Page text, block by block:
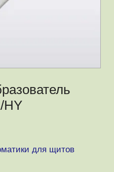
HY
для щитов